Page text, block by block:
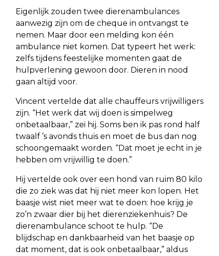
Eigenlijk zouden twee dierenambulances
aanwezig zijn om de cheque in ontvangst te
nemen. Maar door een melding kon één
ambulance niet komen. Dat typeert het werk:
zelfs tijdens feestelijke momenten gaat de
hulpverlening gewoon door. Dieren in nood
gaan altijd voor.
Vincent vertelde dat alle chauffeurs vrijwilligers
zijn. “Het werk dat wij doen is simpelweg
onbetaalbaar,” zei hij. Soms ben ik pas rond half
twaalf ’s avonds thuis en moet de bus dan nog
schoongemaakt worden. “Dat moet je echt in je
hebben om vrijwillig te doen.”
Hij vertelde ook over een hond van ruim 80 kilo
die zo ziek was dat hij niet meer kon lopen. Het
baasje wist niet meer wat te doen: hoe krijg je
zo’n zwaar dier bij het dierenziekenhuis? De
dierenambulance schoot te hulp. “De
blijdschap en dankbaarheid van het baasje op
dat moment, dat is ook onbetaalbaar,” aldus